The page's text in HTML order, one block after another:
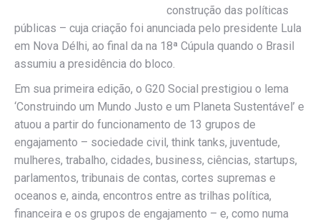
construção das políticas
públicas – cuja criação foi anunciada pelo presidente Lula
em Nova Délhi, ao final da na 18ª Cúpula quando o Brasil
assumiu a presidência do bloco.
Em sua primeira edição, o G20 Social prestigiou o lema
‘Construindo um Mundo Justo e um Planeta Sustentável’ e
atuou a partir do funcionamento de 13 grupos de
engajamento – sociedade civil, think tanks, juventude,
mulheres, trabalho, cidades, business, ciências, startups,
parlamentos, tribunais de contas, cortes supremas e
oceanos e, ainda, encontros entre as trilhas política,
financeira e os grupos de engajamento – e, como numa